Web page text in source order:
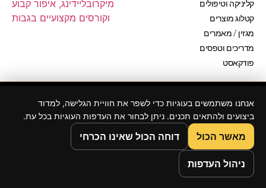
קליניקה וטיפולים
קטלוג מוצרים
מגזין / מאמרים
מדריכים וטפסים
פודקאסט
© NOY MARVALI 2026 BY UZIDESIGN
אנחנו משתמשים בעוגיות כדי לשפר את חוויית הגלישה, למדוד
ביצועים ולהתאים תכנים. ניתן לבחור את העדפות העוגיות בכל עת.
מאשר הכול דוחה הכול שאינו הכרחי
ניהול העדפות